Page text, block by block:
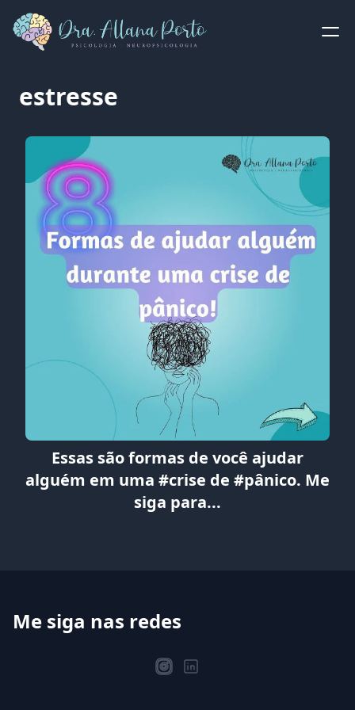
estresse
Essas são formas de você ajudar
alguém em uma #crise de #pânico. Me
siga para...
Me siga nas redes